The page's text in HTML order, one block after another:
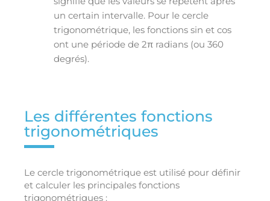
un certain intervalle. Pour le cercle
trigonométrique, les fonctions sin et cos
ont une période de 2π radians (ou 360
degrés).
Les différentes fonctions
trigonométriques
Le cercle trigonométrique est utilisé pour définir
et calculer les principales fonctions
trigonométriques :